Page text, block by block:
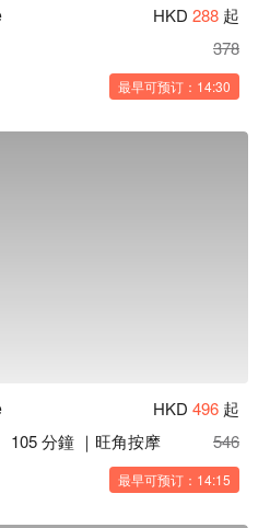
HKD 288 起
378
最早可预订：14:30
HKD 496 起
105 分鐘 ｜旺角按摩
546
最早可预订：14:15